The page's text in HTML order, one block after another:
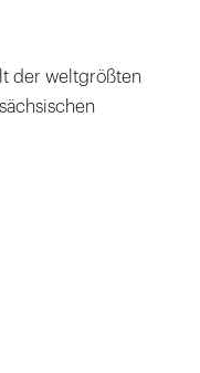
der weltgrößten